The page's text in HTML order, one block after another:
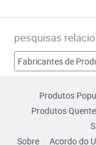
pesquisas
Fabricantes de
Fabricantes de
Produtos
Produtos
Sobre
Acordo do